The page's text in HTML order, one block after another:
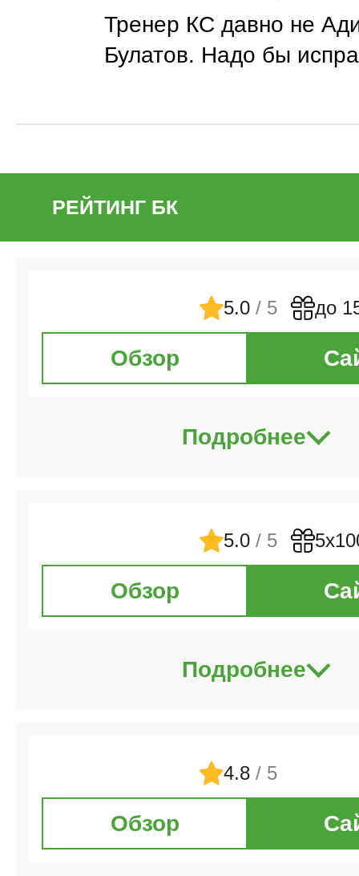
Тренер КС давно не
Булатов. Надо бы
РЕЙТИНГ БК
5.0 / 5 до
Обзор
Подробнее
5.0 / 5
Обзор
Подробнее
4.8 / 5
Обзор